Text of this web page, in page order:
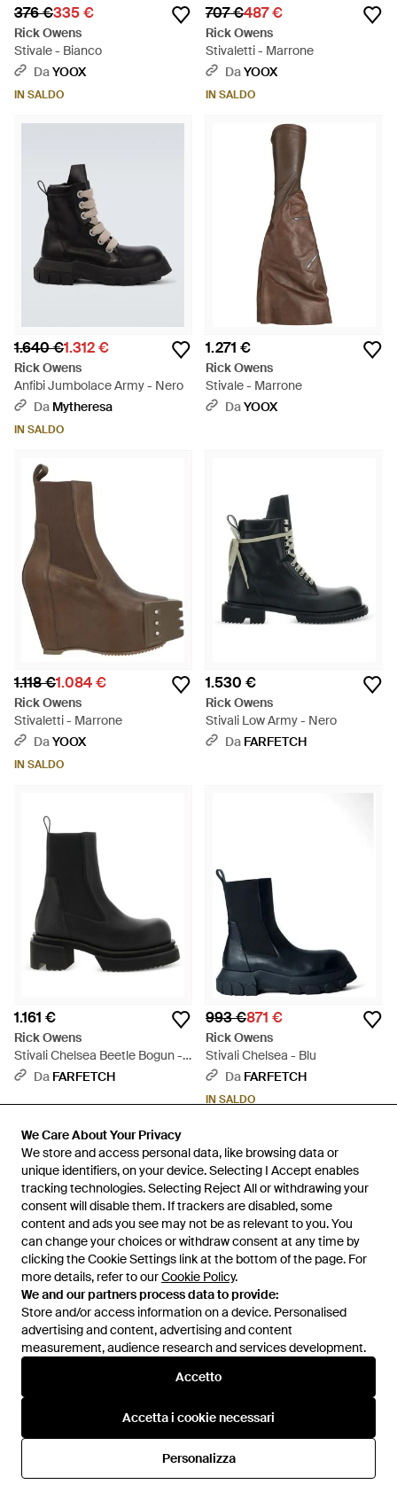
We Care About Your Privacy
We store and access personal data, like browsing data or
unique identifiers, on your device. Selecting I Accept enables
tracking technologies. Selecting Reject All or withdrawing your
consent will disable them. If trackers are disabled, some
content and ads you see may not be as relevant to you. You
can change your choices or withdraw consent at any time by
clicking the Cookie Settings link at the bottom of the page. For
more details, refer to ourCookie Policy.
We and our partners process data to provide:
Store and/or access information on a device. Personalised
advertising and content, advertising and content
measurement, audience research and services development.
Accetto
Accetta i cookie necessari
Personalizza
We Care About Your Privacy
We store and access personal data, like browsing data or
unique identifiers, on your device. Selecting I Accept enables
tracking technologies. Selecting Reject All or withdrawing your
consent will disable them. If trackers are disabled, some
content and ads you see may not be as relevant to you. You
can change your choices or withdraw consent at any time by
clicking the Cookie Settings link at the bottom of the page. For
more details, refer to ourCookie Policy.
We and our partners process data to provide:
Store and/or access information on a device. Personalised
advertising and content, advertising and content
measurement, audience research and services development.
Accetto
Accetta i cookie necessari
Personalizza
376 €335 €
Rick Owens
Stivale - Bianco
DaYOOX
IN SALDO
707 €487 €
Rick Owens
Stivaletti - Marrone
DaYOOX
IN SALDO
1.640 €1.312 €
Rick Owens
Anfibi Jumbolace Army - Nero
Da Mytheresa
IN SALDO
1.271 €
Rick Owens
Stivale - Marrone
DaYOOX
1.118 €1.084 €
Rick Owens
Stivaletti - Marrone
DaYOOX
IN SALDO
1.530 €
Rick Owens
Stivali Low Army - Nero
Da FARFETCH
1.161 €
Rick Owens
Stivali Chelsea Beetle Bogun -
NeroDa FARFETCH
993 €871 €
Rick Owens
Stivali Chelsea - Blu
Da FARFETCH
IN SALDO
1.615 €
Stivali - Nero
Nugnes 1920
1.310 €
Rick Owens
Stivaletto 'Beatle Bogun' - Nero
Da Julian Fashion